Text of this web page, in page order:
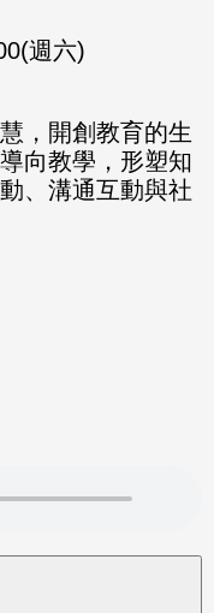
週六)
，開創教育的生
向教學，形塑知
、溝通互動與社